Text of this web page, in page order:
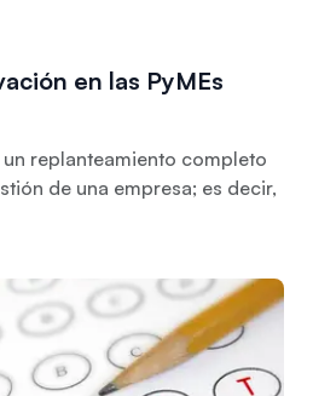
en las PyMEs
replanteamiento completo
de una empresa; es decir,